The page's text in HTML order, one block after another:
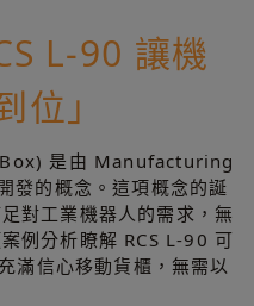
L-90 讓機
位」
是由 Manufacturing
的概念。這項概念的誕
對工業機器人的需求，無
例分析瞭解 RCS L-90 可
滿信心移動貨櫃，無需以